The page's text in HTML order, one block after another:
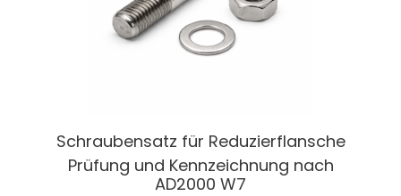
Schraubensatz für Reduzierflansche
Prüfung und Kennzeichnung nach
AD2000 W7